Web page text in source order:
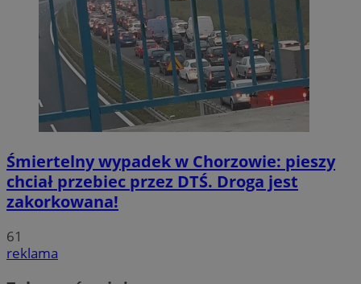
Śmiertelny wypadek w Chorzowie: pieszy
chciał przebiec przez DTŚ. Droga jest
zakorkowana!
61
reklama